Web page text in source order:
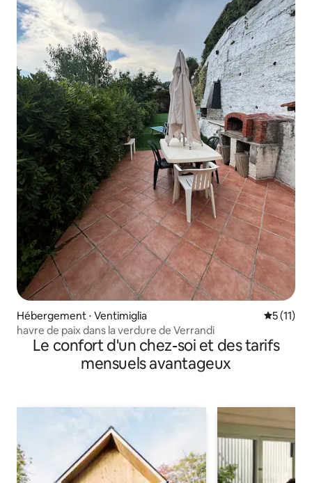
Hébergement ⋅ Ventimiglia
5 (11)
havre de paix dans la verdure de Verrandi
Le confort d'un chez-soi et des tarifs
mensuels avantageux